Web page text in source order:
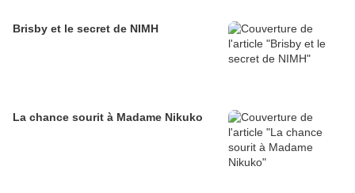
Brisby et le secret de NIMH
La chance sourit à Madame Nikuko